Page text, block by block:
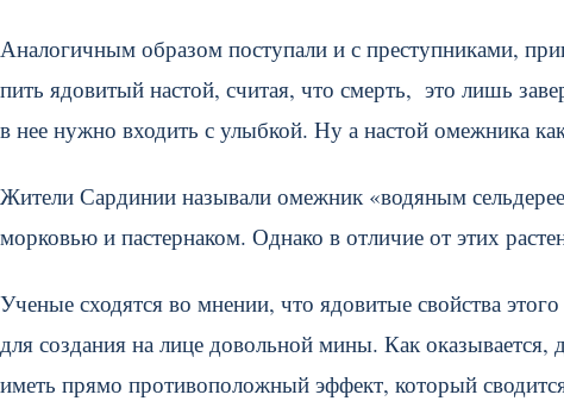
Аналогичным образом поступали и с преступниками,
пить ядовитый настой, считая, что смерть, это лишь
в нее нужно входить с улыбкой. Ну а настой омежника
Жители Сардинии называли омежник «водяным
морковью и пастернаком. Однако в отличие от этих
Ученые сходятся во мнении, что ядовитые свойства
для создания на лице довольной мины. Как
иметь прямо противоположный эффект, который